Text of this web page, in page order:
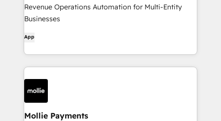
Revenue Operations Automation for Multi‑Entity
Businesses
App
Mollie Payments